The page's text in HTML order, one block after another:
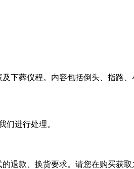
下葬仪程。内容包括倒头、指路
们进行处理。
退款、换货要求。请您在购买获